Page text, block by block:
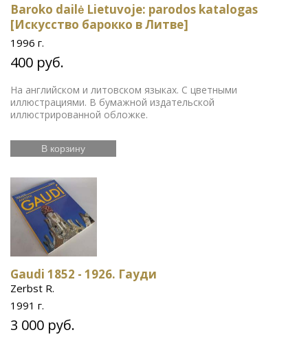
Baroko dailė Lietuvoje: parodos katalogas
[Искусство барокко в Литве]
1996 г.
400 руб.
На английском и литовском языках. С цветными
иллюстрациями. В бумажной издательской
иллюстрированной обложке.
В корзину
Gaudi 1852 - 1926. Гауди
Zerbst R.
1991 г.
3 000 руб.